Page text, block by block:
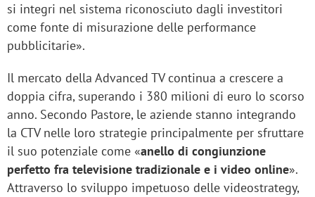
si integri nel sistema riconosciuto dagli investitori
come fonte di misurazione delle performance
pubblicitarie».
Il mercato della Advanced TV continua a crescere a
doppia cifra, superando i 380 milioni di euro lo scorso
anno. Secondo Pastore, le aziende stanno integrando
la CTV nelle loro strategie principalmente per sfruttare
il suo potenziale come «anello di congiunzione
perfetto fra televisione tradizionale e i video online».
Attraverso lo sviluppo impetuoso delle videostrategy,